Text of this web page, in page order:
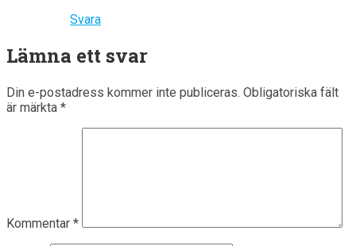
Svara
Lämna ett svar
Din e-postadress kommer inte publiceras. Obligatoriska fält
är märkta *
Kommentar *